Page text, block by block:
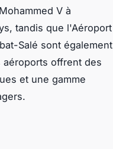
V à
tandis que l'Aéroport
Salé sont également
offrent des
et une gamme